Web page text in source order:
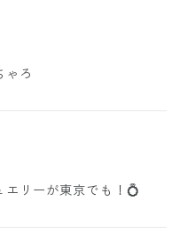
ゃろ
エリーが東京でも！💍